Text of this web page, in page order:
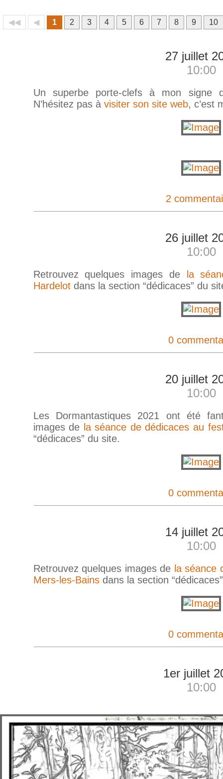
◀◀ ◀ 1 2 3 4 5 6 7 8 9 10
27 juillet
10:00
Un superbe porte-clefs à mon signe
N’hésitez pas à visiter son site web, c’est
2
26 juillet
10:00
Retrouvez quelques images de
la
Hardelotdans la section “dédicaces” du
0
20 juillet
10:00
Les Dormantastiques 2021 ont été
images de la séance de dédicaces au
“dédicaces” du site.
0
14 juillet
10:00
Retrouvez quelques images de la séance
Mers-les-Bainsdans la section
0
1er juillet
10:00